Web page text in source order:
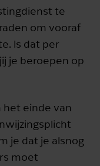
te
om vooraf
Is dat per
je beroepen op
het einde van
je dat je alsnog
moet